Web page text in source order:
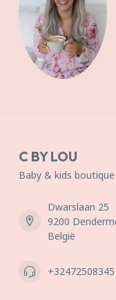
C BY LOU
Baby & kids boutique
Dwarslaan 25
9200
België
+32472508345